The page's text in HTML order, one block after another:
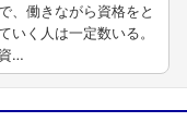
、働きながら資格をと
いく人は一定数いる。
…